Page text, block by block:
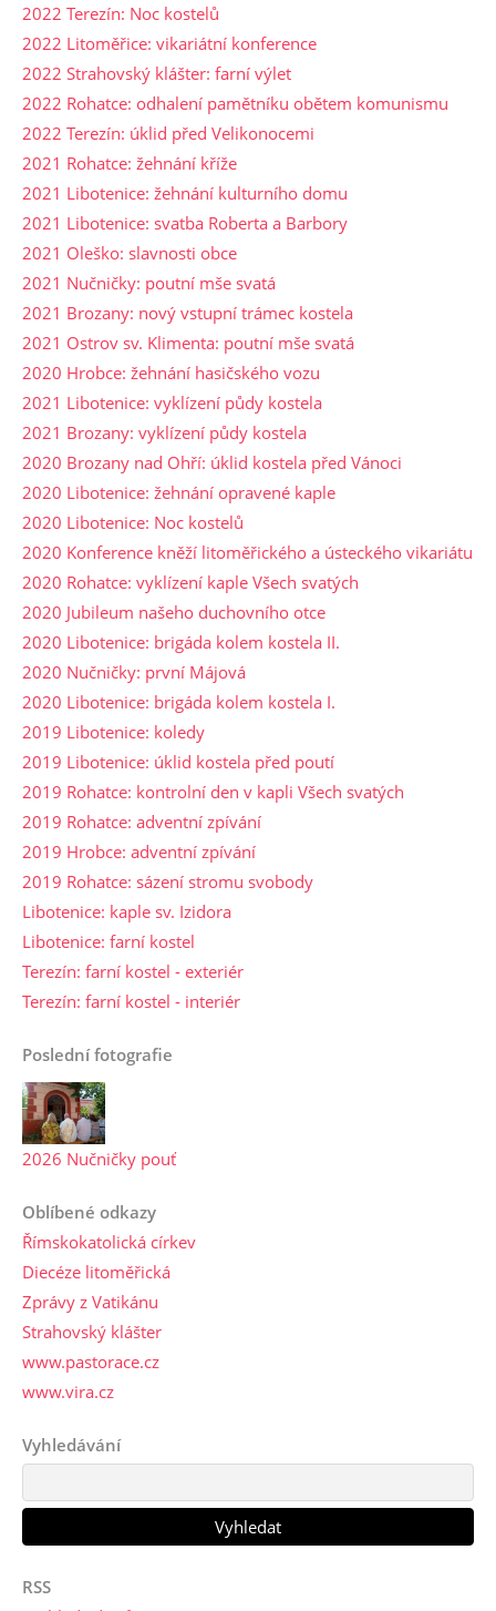
2022 Terezín: Noc kostelů
2022 Litoměřice: vikariátní konference
2022 Strahovský klášter: farní výlet
2022 Rohatce: odhalení pamětníku obětem komunismu
2022 Terezín: úklid před Velikonocemi
2021 Rohatce: žehnání kříže
2021 Libotenice: žehnání kulturního domu
2021 Libotenice: svatba Roberta a Barbory
2021 Oleško: slavnosti obce
2021 Nučničky: poutní mše svatá
2021 Brozany: nový vstupní trámec kostela
2021 Ostrov sv. Klimenta: poutní mše svatá
2020 Hrobce: žehnání hasičského vozu
2021 Libotenice: vyklízení půdy kostela
2021 Brozany: vyklízení půdy kostela
2020 Brozany nad Ohří: úklid kostela před Vánoci
2020 Libotenice: žehnání opravené kaple
2020 Libotenice: Noc kostelů
2020 Konference kněží litoměřického a ústeckého vikariátu
2020 Rohatce: vyklízení kaple Všech svatých
2020 Jubileum našeho duchovního otce
2020 Libotenice: brigáda kolem kostela II.
2020 Nučničky: první Májová
2020 Libotenice: brigáda kolem kostela I.
2019 Libotenice: koledy
2019 Libotenice: úklid kostela před poutí
2019 Rohatce: kontrolní den v kapli Všech svatých
2019 Rohatce: adventní zpívání
2019 Hrobce: adventní zpívání
2019 Rohatce: sázení stromu svobody
Libotenice: kaple sv. Izidora
Libotenice: farní kostel
Terezín: farní kostel - exteriér
Terezín: farní kostel - interiér
Poslední fotografie
2026 Nučničky pouť
Oblíbené odkazy
Římskokatolická církev
Diecéze litoměřická
Zprávy z Vatikánu
Strahovský klášter
www.pastorace.cz
www.vira.cz
Vyhledávání
RSS